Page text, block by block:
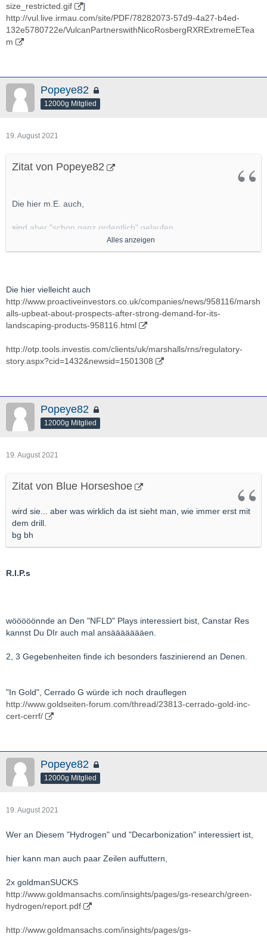
size_restricted.gif
]
http://vul.live.irmau.com/site/PDF/78282073-57d9-4a27-b4ed-
132e5780722e/VulcanPartnerswithNicoRosbergRXRExtremeETea
m
Popeye82
12000g Mitglied
19. August 2021
Zitat von Popeye82
Die hier m.E. auch,
sind aber "schon ganz ordentlich" gelaufen
http://www.yorkshirepost.co.uk/business/consumer/home-
improvements-boom-helps-landscape-products-group-
http://investors.tremorinternational.com/news-releases/news-
release-details/tremor-international-q2-and-h1-2021-results
http://www.proactiveinvestors.…ping-products-958116.html
Also WENN, würde ich, VETRETBAREN SL rein, und los
Alles anzeigen
Die hier vielleicht auch
http://www.proactiveinvestors.co.uk/companies/news/958116/marsh
alls-upbeat-about-prospects-after-strong-demand-for-its-
landscaping-products-958116.html
http://otp.tools.investis.com/clients/uk/marshalls/rns/regulatory-
story.aspx?cid=1432&newsid=1501308
Popeye82
12000g Mitglied
19. August 2021
Zitat von Blue Horseshoe
wird sie... aber was wirklich da ist sieht man, wie immer erst mit
dem drill.
bg bh
R.I.P.s
wööööönnde an Den "NFLD" Plays interessiert bist, Canstar Res
kannst Du DIr auch mal ansäääääääen.
2, 3 Gegebenheiten finde ich besonders faszinierend an Denen.
"In Gold", Cerrado G würde ich noch drauflegen
http://www.goldseiten-forum.com/thread/23813-cerrado-gold-inc-
cert-cerrf/
Popeye82
12000g Mitglied
19. August 2021
Wer an Diesem "Hydrogen" und "Decarbonization" interessiert ist,
hier kann man auch paar Zeilen auffuttern,
2x goldmanSUCKS
http://www.goldmansachs.com/insights/pages/gs-research/green-
hydrogen/report.pdf
http://www.goldmansachs.com/insights/pages/gs-